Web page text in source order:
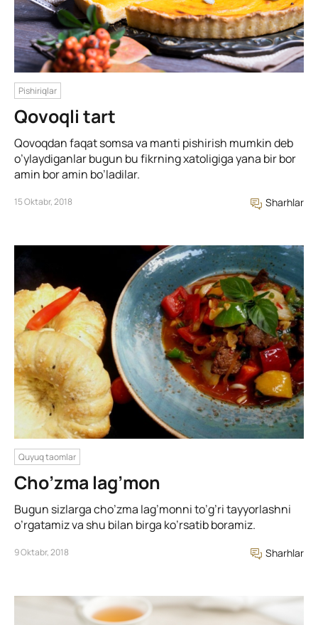
Pishiriqlar
Qovoqli tart
Qovoqdan faqat somsa va manti pishirish mumkin deb
o’ylaydiganlar bugun bu fikrning xatoligiga yana bir bor
amin bor amin bo’ladilar.
15 Oktabr, 2018 Sharhlar
Quyuq taomlar
Cho’zma lag’mon
Bugun sizlarga cho’zma lag’monni to’g’ri tayyorlashni
o’rgatamiz va shu bilan birga ko’rsatib boramiz.
9 Oktabr, 2018 Sharhlar